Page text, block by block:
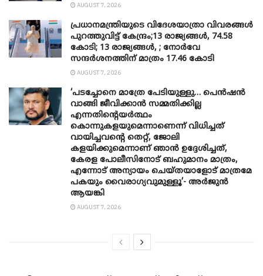
AUGUST 7, 2026
പ്രധാനമന്ത്രിയുടെ വിദേശയാത്രാ വിവരങ്ങൾ
പുറത്തുവിട്ട് കേന്ദ്രം;13 രാജ്യങ്ങൾ, 74.58
കോടി; 13 രാജ്യങ്ങൾ, ; നോർവേ
സന്ദർശനത്തിന് മാത്രം 17.46 കോടി
AUGUST 7, 2026
‘പടച്ചോനെ മാത്രേ പേടിയുള്ളു… പെൻഷൻ
വാങ്ങി ജീവിക്കാൻ സമ്മതിക്കില്ല
എന്നതിന്റെയർത്ഥം
കൊന്നുകളയുമെന്നാണെന്ന് വിധിച്ചത്
വായിച്ചവന്റെ തെറ്റ്, ജോലി
കളയിക്കുമെന്നാണ് ഞാൻ ഉദ്ദേശിച്ചത്,
കേരള പോലീസിനോട് ബഹുമാനം മാത്രം,
എന്നോട് അന്യായം ചെയ്തയാളോട് മാത്രമേ
പകയും വൈരാഗ്യവുമുള്ളൂ’- അർജുൻ
ആയങ്കി
AUGUST 7, 2026